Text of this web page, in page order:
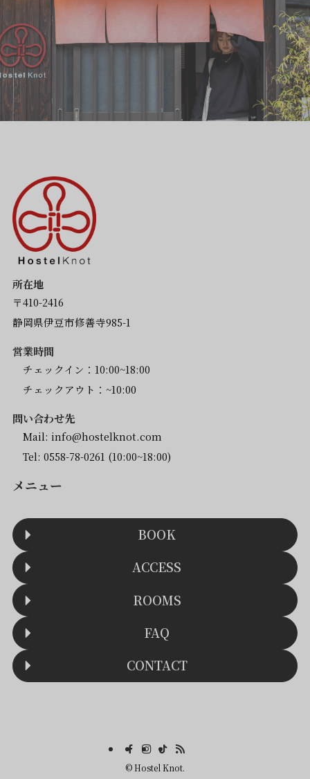
所在地
〒410-2416
静岡県伊豆市修善寺985-1
営業時間
チェックイン：10:00~18:00
チェックアウト：~10:00
問い合わせ先
Mail: info@hostelknot.com
Tel: 0558-78-0261 (10:00~18:00)
メニュー
BOOK
ACCESS
ROOMS
FAQ
CONTACT
©Hostel Knot.